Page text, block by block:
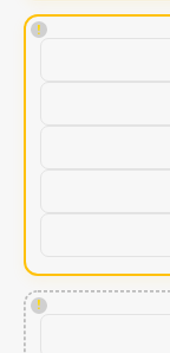
!
!